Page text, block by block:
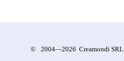
© 2004—2026 Creamondi SRL